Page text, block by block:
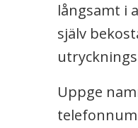
långsamt i
själv
Uppge